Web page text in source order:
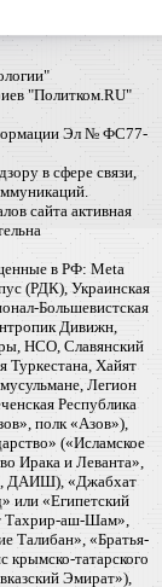
"Политком.RU"
Эл № ФС77-
в сфере связи,
сайта активная
в РФ: Meta
(РДК), Украинская
Большевистская
Дивижн,
НСО, Славянский
Туркестана, Хайят
Легион
Республика
полк «Азов»),
(«Исламское
Ирака и Леванта»,
ДАИШ), «Джабхат
или «Египетский
Тахрир-аш-Шам»,
«Братья-
татарского
Эмират»),